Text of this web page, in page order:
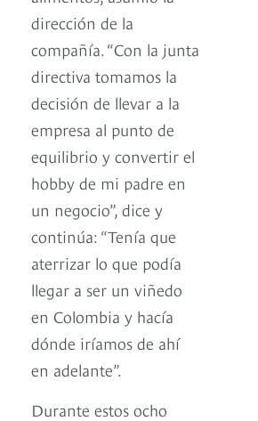
dirección de la
compañía. “Con la junta
directiva tomamos la
decisión de llevar a la
empresa al punto de
equilibrio y convertir el
hobby de mi padre en
un negocio”, dice y
continúa: “Tenía que
aterrizar lo que podía
llegar a ser un viñedo
en Colombia y hacía
dónde iríamos de ahí
en adelante”.
Durante estos ocho